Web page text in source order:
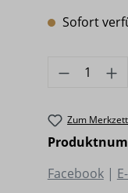
Sofort
Produkt
Zum
Facebook|